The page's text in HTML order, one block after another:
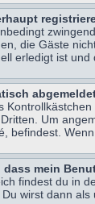
die Gäste
erledigt ist und
Um
befindest.
mein
findest du in
wirst dann als